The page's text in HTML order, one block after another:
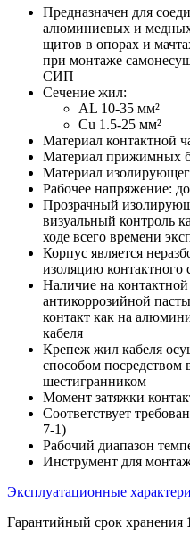
Предназначен для
алюминиевых и
щитов в опорах и
при монтаже
СИП
Сечение жил:
AL 10-35 мм²
Cu 1.5-25 мм²
Материал контактной
Материал прижимных
Материал
Рабочее напряжение:
Прозрачный
визуальный контроль
ходе всего времени
Корпус является
изоляцию контактного
Наличие на
антикоррозийной
контакт как на
кабеля
Крепеж жил кабеля
способом посредством
шестигранником
Момент затяжки
Соответствует
7-1)
Рабочий диапазон
Инструмент для
Эксплуатационные
Гарантийный срок хранения